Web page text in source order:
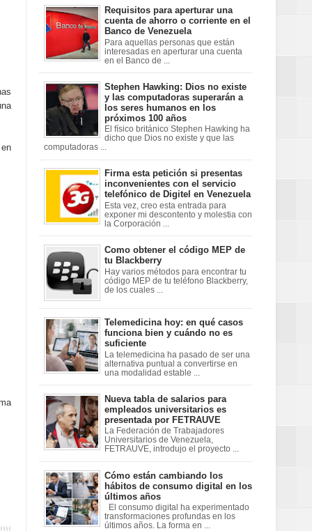
Requisitos para aperturar una
cuenta de ahorro o corriente en el
Banco de Venezuela
Para aquellas personas que están
interesadas en aperturar una cuenta
en el Banco de ...
Stephen Hawking: Dios no existe
y las computadoras superarán a
los seres humanos en los
próximos 100 años
El físico británico Stephen Hawking ha
dicho que Dios no existe y que las
computadoras ...
Firma esta petición si presentas
inconvenientes con el servicio
telefónico de Digitel en Venezuela
Esta vez, creo esta entrada para
exponer mi descontento y molestia con
la Corporación ...
Como obtener el código MEP de
tu Blackberry
Hay varios métodos para encontrar tu
código MEP de tu teléfono Blackberry,
de los cuales ...
Telemedicina hoy: en qué casos
funciona bien y cuándo no es
suficiente
La telemedicina ha pasado de ser una
alternativa puntual a convertirse en
una modalidad estable ...
Nueva tabla de salarios para
empleados universitarios es
presentada por FETRAUVE
La Federación de Trabajadores
Universitarios de Venezuela,
FETRAUVE, introdujo el proyecto ...
Cómo están cambiando los
hábitos de consumo digital en los
últimos años
El consumo digital ha experimentado
transformaciones profundas en los
últimos años. La forma en ...